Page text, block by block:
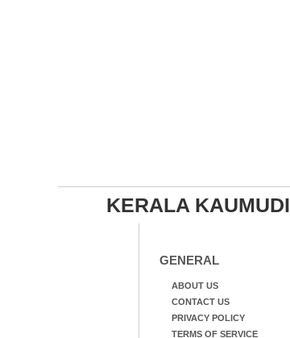
KERALA KAUMUDI
GENERAL
ABOUT US
CONTACT US
PRIVACY POLICY
TERMS OF SERVICE